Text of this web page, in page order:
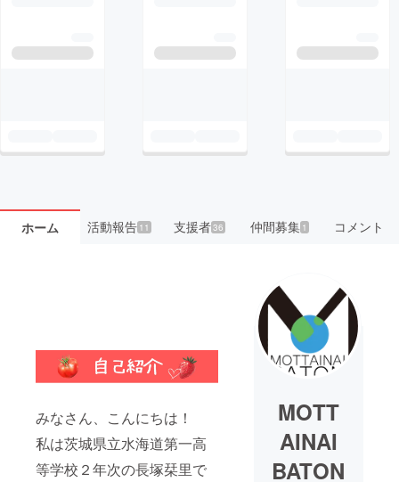
ホーム 活動報告11 支援者36 仲間募集 1 コメント
みなさん、こんにちは！
私は茨城県立水海道第一高
等学校２年次の長塚栞里で
MOTT
AINAI
BATON